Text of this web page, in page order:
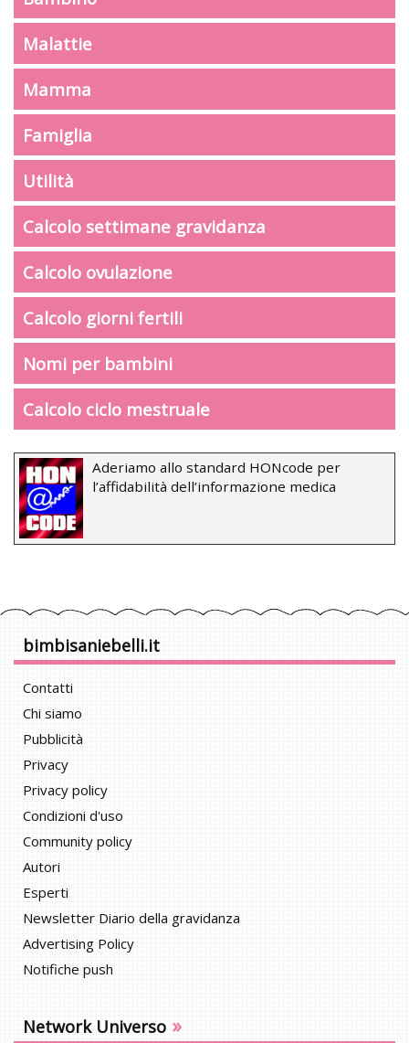
Malattie
Mamma
Famiglia
Utilità
Calcolo settimane gravidanza
Calcolo ovulazione
Calcolo giorni fertili
Nomi per bambini
Calcolo ciclo mestruale
Aderiamo allo standard HONcode per
l’affidabilità dell’informazione medica
bimbisaniebelli.it
Contatti
Chi siamo
Pubblicità
Privacy
Privacy policy
Condizioni d'uso
Community policy
Autori
Esperti
Newsletter Diario della gravidanza
Advertising Policy
Notifiche push
Network Universo »